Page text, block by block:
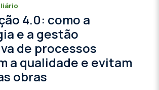
4.0: como a
e a gestão
de processos
a qualidade e evitam
obras